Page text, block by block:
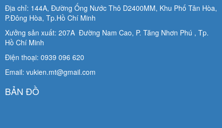
Địa chỉ: 144A, Đường Ống Nước Thô D2400MM, Khu Phố Tân Hòa,
P.Đông Hòa, Tp.Hồ Chí Minh
Xưởng sản xuất: 207A Đường Nam Cao, P. Tăng Nhơn Phú , Tp.
Hồ Chí Minh
Điện thoại: 0939 096 620
Email: vukien.mt@gmail.com
BẢN ĐỒ